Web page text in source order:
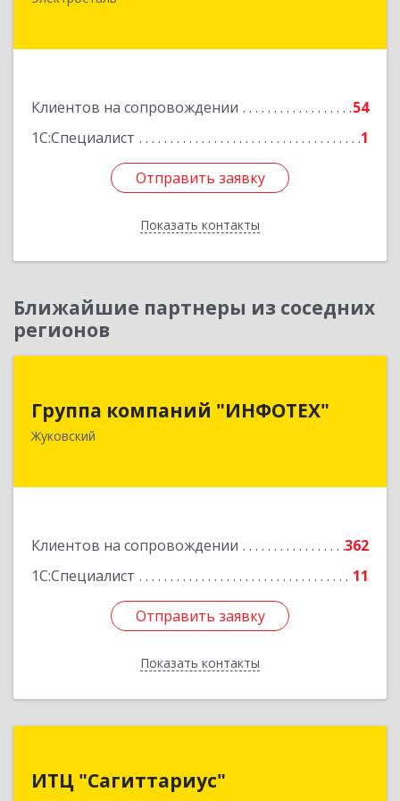
Клиентов на сопровождении
54
1С:Специалист
1
Отправить заявку
Показать контакты
Подробнее
Отправить заявку
Назад
Ближайшие партнеры из соседних
регионов
Группа компаний "ИНФОТЕХ"
Жуковский
Клиентов на сопровождении
362
1С:Специалист
11
Отправить заявку
Показать контакты
140180, Московская обл, Жуковский г, Чкалова
Подробнее
Отправить заявку
Назад
ИТЦ "Сагиттариус"
140103, Московская обл, Раменское г,